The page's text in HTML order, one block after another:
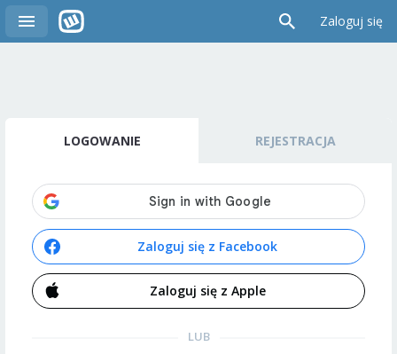
Zaloguj się
LOGOWANIE REJESTRACJA
Zaloguj się z Facebook
Zaloguj się z Apple
LUB